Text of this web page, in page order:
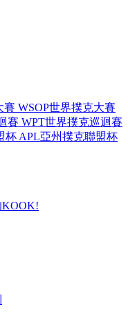
WSOP世界撲克大賽
WPT世界撲克巡迴賽
APL亞州撲克聯盟杯